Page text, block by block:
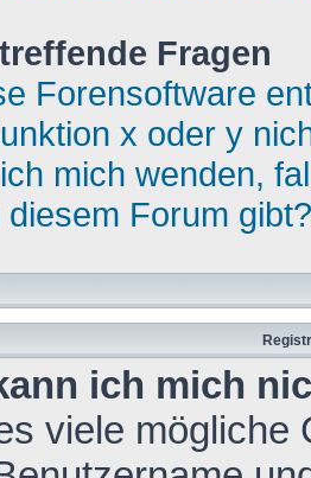
Fragen
Forensoftware
x oder y
mich wenden,
Forum gibt?
ich mich
viele